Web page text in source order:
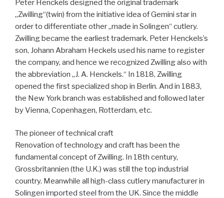
Peter Henckels designed the original trademark
„Zwilling“(twin) from the initiative idea of Gemini star in
order to differentiate other „made in Solingen“ cutlery.
Zwilling became the earliest trademark. Peter Henckels’s
son, Johann Abraham Heckels used his name to register
the company, and hence we recognized Zwilling also with
the abbreviation „J. A. Henckels.“ In 1818, Zwilling
opened the first specialized shop in Berlin. And in 1883,
the New York branch was established and followed later
by Vienna, Copenhagen, Rotterdam, etc.
The pioneer of technical craft
Renovation of technology and craft has been the
fundamental concept of Zwilling. In 18th century,
Grossbritannien (the U.K.) was still the top industrial
country. Meanwhile all high-class cutlery manufacturer in
Solingen imported steel from the UK. Since the middle